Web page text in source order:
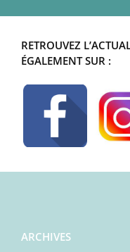
RETROUVEZ
ÉGALEMENT SUR :
ARCHIVES